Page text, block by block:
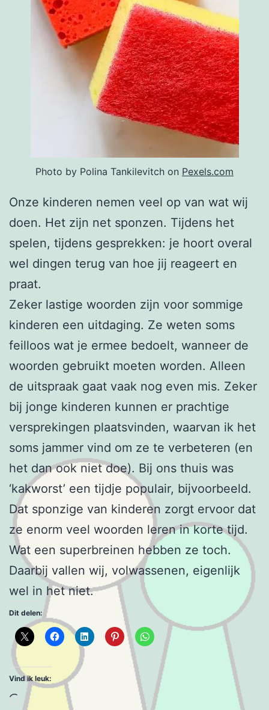
Photo by Polina Tankilevitch on Pexels.com
Onze kinderen nemen veel op van wat wij
doen. Het zijn net sponzen. Tijdens het
spelen, tijdens gesprekken: je hoort overal
wel dingen terug van hoe jij reageert en
praat.
Zeker lastige woorden zijn voor sommige
kinderen een uitdaging. Ze weten soms
feilloos wat je ermee bedoelt, wanneer de
woorden gebruikt moeten worden. Alleen
de uitspraak gaat vaak nog even mis. Zeker
bij jonge kinderen kunnen er prachtige
versprekingen plaatsvinden, waarvan ik het
soms jammer vind om ze te verbeteren (en
het dan ook niet doe). Bij ons thuis was
‘kakworst’ een tijdje populair, bijvoorbeeld.
Dat sponzige van kinderen zorgt ervoor dat
ze enorm veel woorden leren in korte tijd.
Wat een superbreinen hebben ze toch.
Daarbij vallen wij, volwassenen, eigenlijk
wel in het niet.
Dit delen:
Vind ik leuk:
Aan